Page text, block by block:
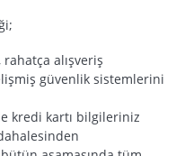
alışveriş
güvenlik sistemlerini
kredi kartı bilgileriniz